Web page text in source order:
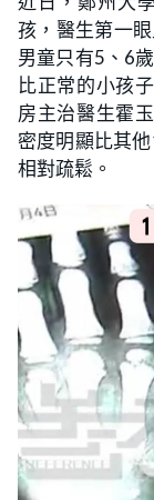
孩，醫生第一
男童只有5、6
比正常的小孩
房主治醫生霍
密度明顯比其
相對疏鬆。